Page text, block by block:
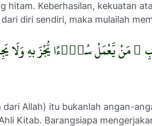
hitam. Keberhasilan, kekuatan
dari diri sendiri, maka mulailah
مَنْ يَّعْمَلْ سُوْۤءًا يُّجْزَ بهِ وَلَا
dari Allah) itu bukanlah angan-
Kitab. Barangsiapa